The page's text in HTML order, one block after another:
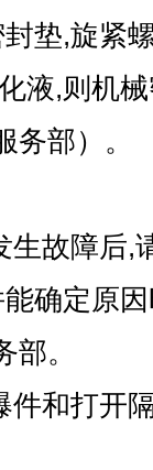
垫,旋紧
液,则机
部）。
生故障后
确定原
。
件和打开